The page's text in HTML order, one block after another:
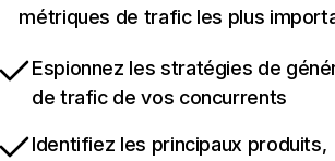
métriques de trafic les plus
Espionnez les stratégies de
de trafic de vos concurrents
Identifiez les principaux produits,